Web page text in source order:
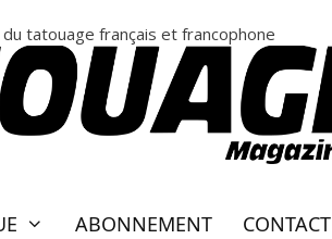
tatouage français et francophone
ABONNEMENT CONTACT